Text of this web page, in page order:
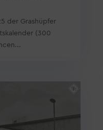
der Grashüpfer
(300